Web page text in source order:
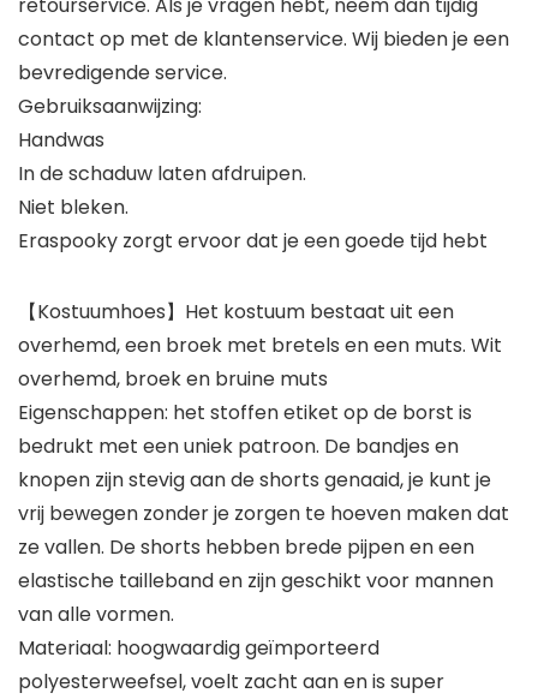
retourservice. Als je vragen hebt, neem dan tijdig
contact op met de klantenservice. Wij bieden je een
bevredigende service.
Gebruiksaanwijzing:
Handwas
In de schaduw laten afdruipen.
Niet bleken.
Eraspooky zorgt ervoor dat je een goede tijd hebt
【Kostuumhoes】Het kostuum bestaat uit een
overhemd, een broek met bretels en een muts. Wit
overhemd, broek en bruine muts
Eigenschappen: het stoffen etiket op de borst is
bedrukt met een uniek patroon. De bandjes en
knopen zijn stevig aan de shorts genaaid, je kunt je
vrij bewegen zonder je zorgen te hoeven maken dat
ze vallen. De shorts hebben brede pijpen en een
elastische tailleband en zijn geschikt voor mannen
van alle vormen.
Materiaal: hoogwaardig geïmporteerd
polyesterweefsel, voelt zacht aan en is super